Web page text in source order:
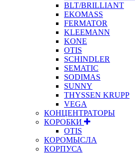
BLT/BRILLIANT
EKOMASS
FERMATOR
KLEEMANN
KONE
OTIS
SCHINDLER
SEMATIC
SODIMAS
SUNNY
THYSSEN KRUPP
VEGA
КОНЦЕНТРАТОРЫ
КОРОБКИ
OTIS
КОРОМЫСЛА
КОРПУСА